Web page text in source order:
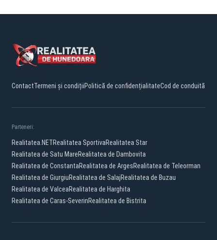
ContactTermeni și condițiiPolitică de confidențialitateCod de conduită
Parteneri:
Realitatea.NETRealitatea SportivaRealitatea Star
Realitatea de Satu MareRealitatea de Dambovita
Realitatea de ConstantaRealitatea de ArgesRealitatea de Teleorman
Realitatea de GiurgiuRealitatea de SalajRealitatea de Buzau
Realitatea de ValceaRealitatea de Harghita
Realitatea de Caras-SeverinRealitatea de Bistrita